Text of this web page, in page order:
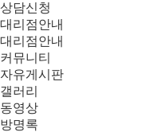
상담신청
대리점안내
대리점안내
커뮤니티
자유게시판
갤러리
동영상
방명록